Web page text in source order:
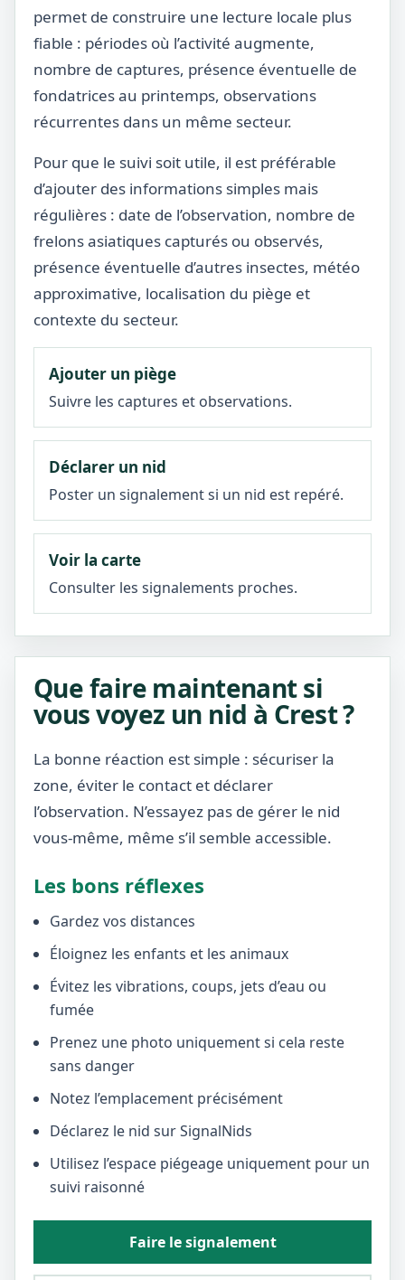
permet de construire une lecture locale plus
fiable : périodes où l’activité augmente,
nombre de captures, présence éventuelle de
fondatrices au printemps, observations
récurrentes dans un même secteur.
Pour que le suivi soit utile, il est préférable
d’ajouter des informations simples mais
régulières : date de l’observation, nombre de
frelons asiatiques capturés ou observés,
présence éventuelle d’autres insectes, météo
approximative, localisation du piège et
contexte du secteur.
Ajouter un piège
Suivre les captures et observations.
Déclarer un nid
Poster un signalement si un nid est repéré.
Voir la carte
Consulter les signalements proches.
Que faire maintenant si
vous voyez un nid à Crest ?
La bonne réaction est simple : sécuriser la
zone, éviter le contact et déclarer
l’observation. N’essayez pas de gérer le nid
vous-même, même s’il semble accessible.
Les bons réflexes
Gardez vos distances
Éloignez les enfants et les animaux
Évitez les vibrations, coups, jets d’eau ou
fumée
Prenez une photo uniquement si cela reste
sans danger
Notez l’emplacement précisément
Déclarez le nid sur SignalNids
Utilisez l’espace piégeage uniquement pour un
suivi raisonné
Faire le signalement